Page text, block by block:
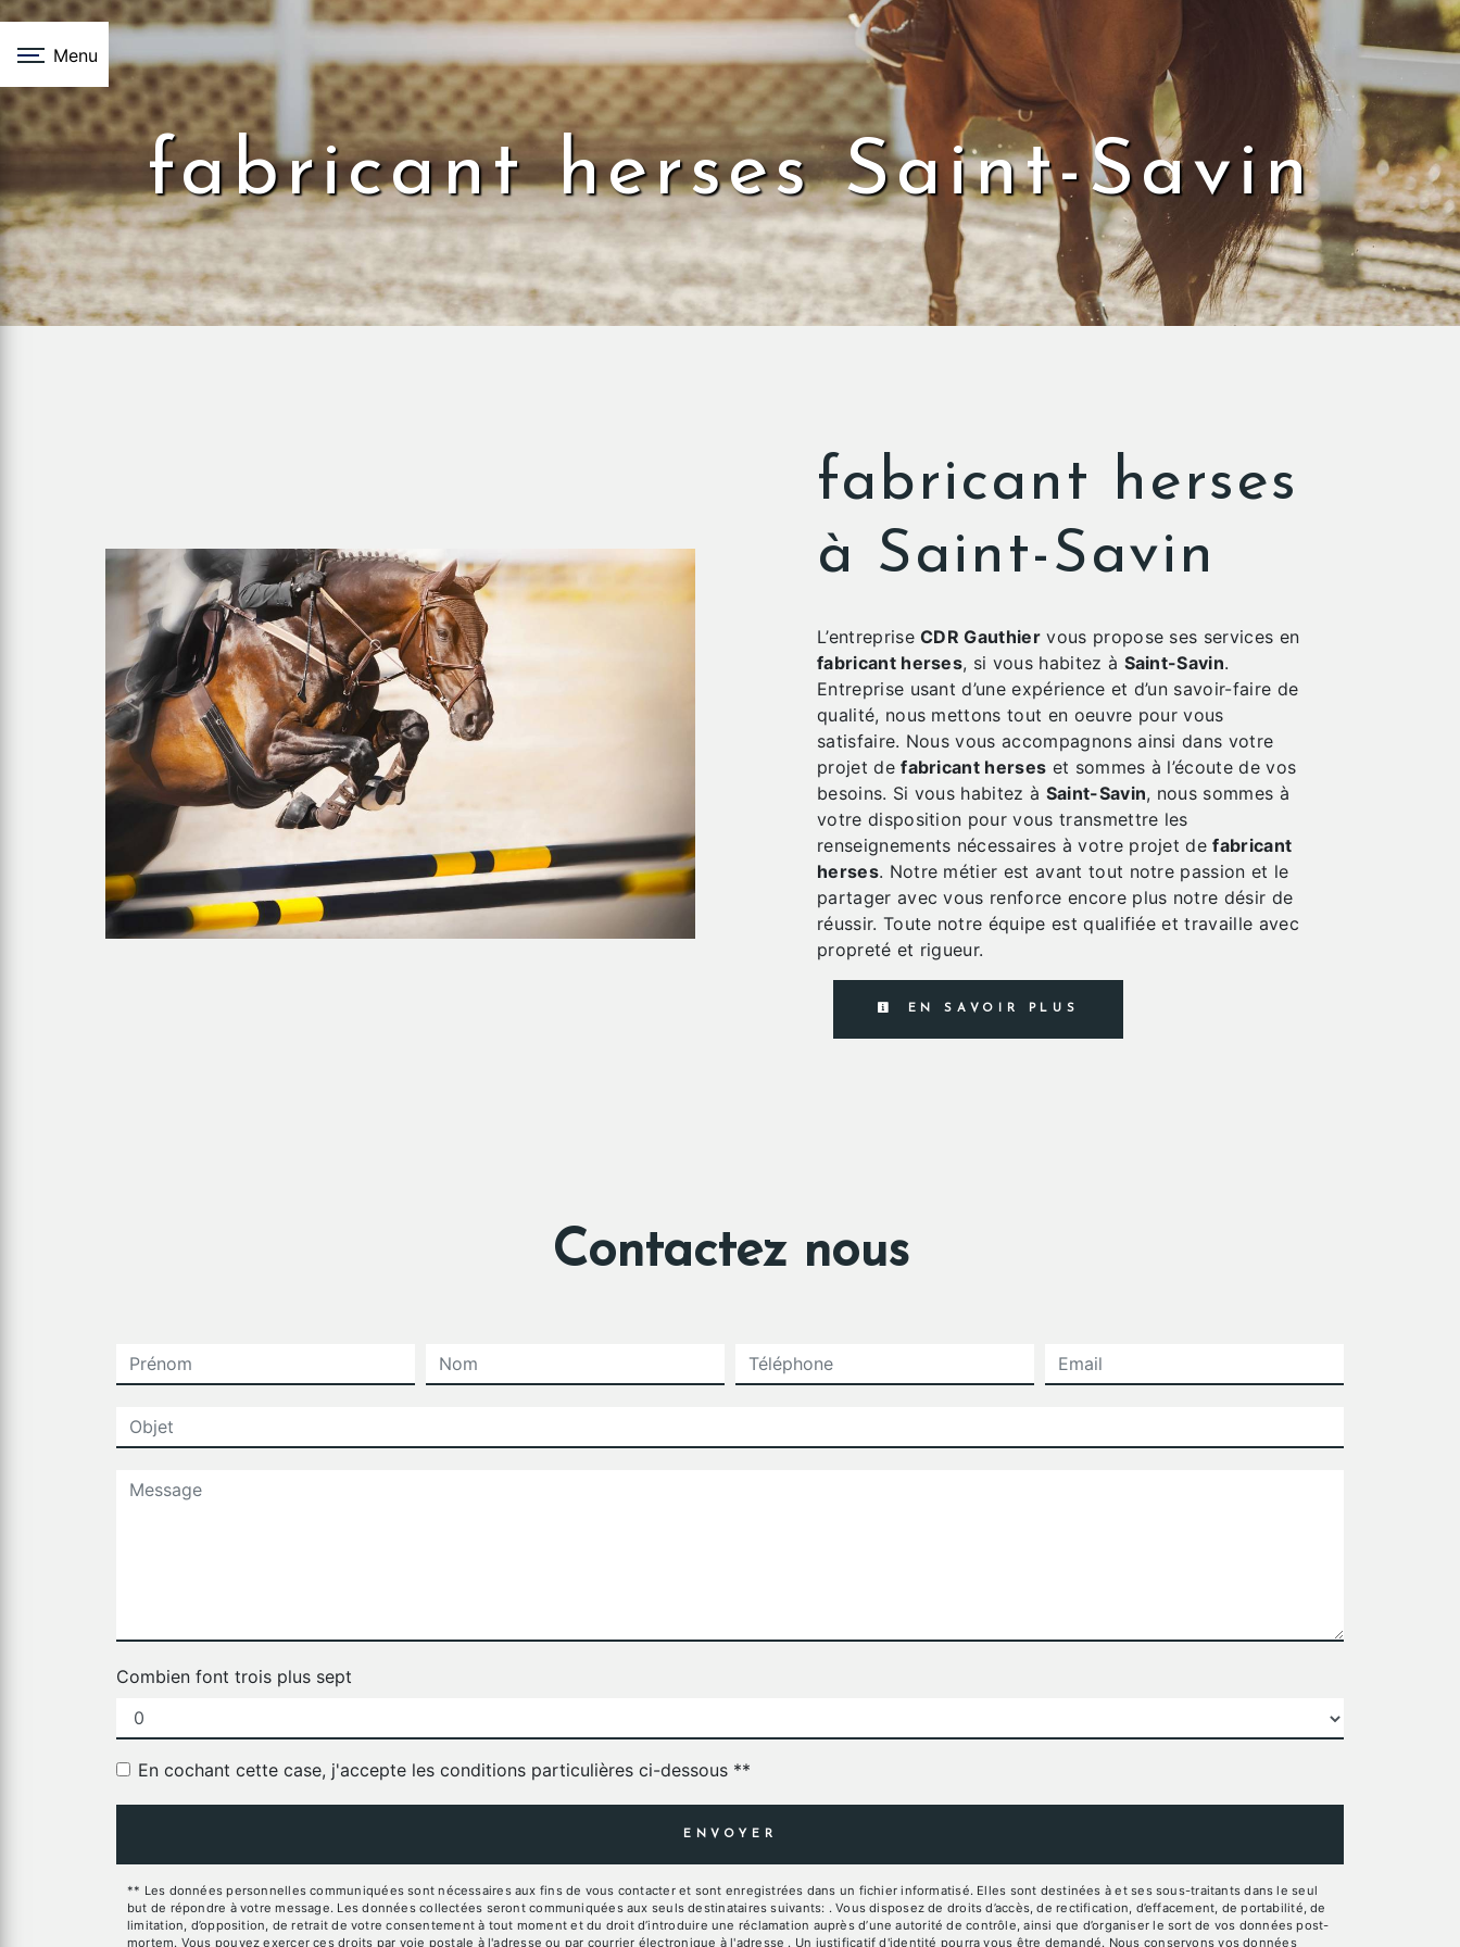
Menu
fabricant herses Saint-Savin
fabricant herses
à Saint-Savin
L’entrepriseCDR Gauthier vous propose ses services en
fabricant herses, si vous habitez à Saint-Savin.
Entreprise usant d’une expérience et d’un savoir-faire de
qualité, nous mettons tout en oeuvre pour vous
satisfaire. Nous vous accompagnons ainsi dans votre
projet defabricant herses et sommes à l’écoute de vos
besoins. Si vous habitez à Saint-Savin, nous sommes à
votre disposition pour vous transmettre les
renseignements nécessaires à votre projet defabricant
herses. Notre métier est avant tout notre passion et le
partager avec vous renforce encore plus notre désir de
réussir. Toute notre équipe est qualifiée et travaille avec
propreté et rigueur.
EN SAVOIR PLUS
Contactez nous
Combien font trois plus sept
En cochant cette case, j'accepte les conditions particulières ci-dessous **
ENVOYER
** Les données personnelles communiquées sont nécessaires aux fins de vous contacter et sont enregistrées dans un fichier informatisé. Elles sont destinées à et ses sous-traitants dans le seul
but de répondre à votre message. Les données collectées seront communiquées aux seuls destinataires suivants: . Vous disposez de droits d’accès, de rectification, d’effacement, de portabilité, de
limitation, d’opposition, de retrait de votre consentement à tout moment et du droit d’introduire une réclamation auprès d’une autorité de contrôle, ainsi que d’organiser le sort de vos données post-
mortem. Vous pouvez exercer ces droits par voie postale à l'adresse ou par courrier électronique à l'adresse . Un justificatif d'identité pourra vous être demandé. Nous conservons vos données
Panneau de gestion des cookies